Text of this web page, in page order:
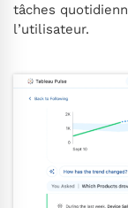
tâches
l’utilisateur.